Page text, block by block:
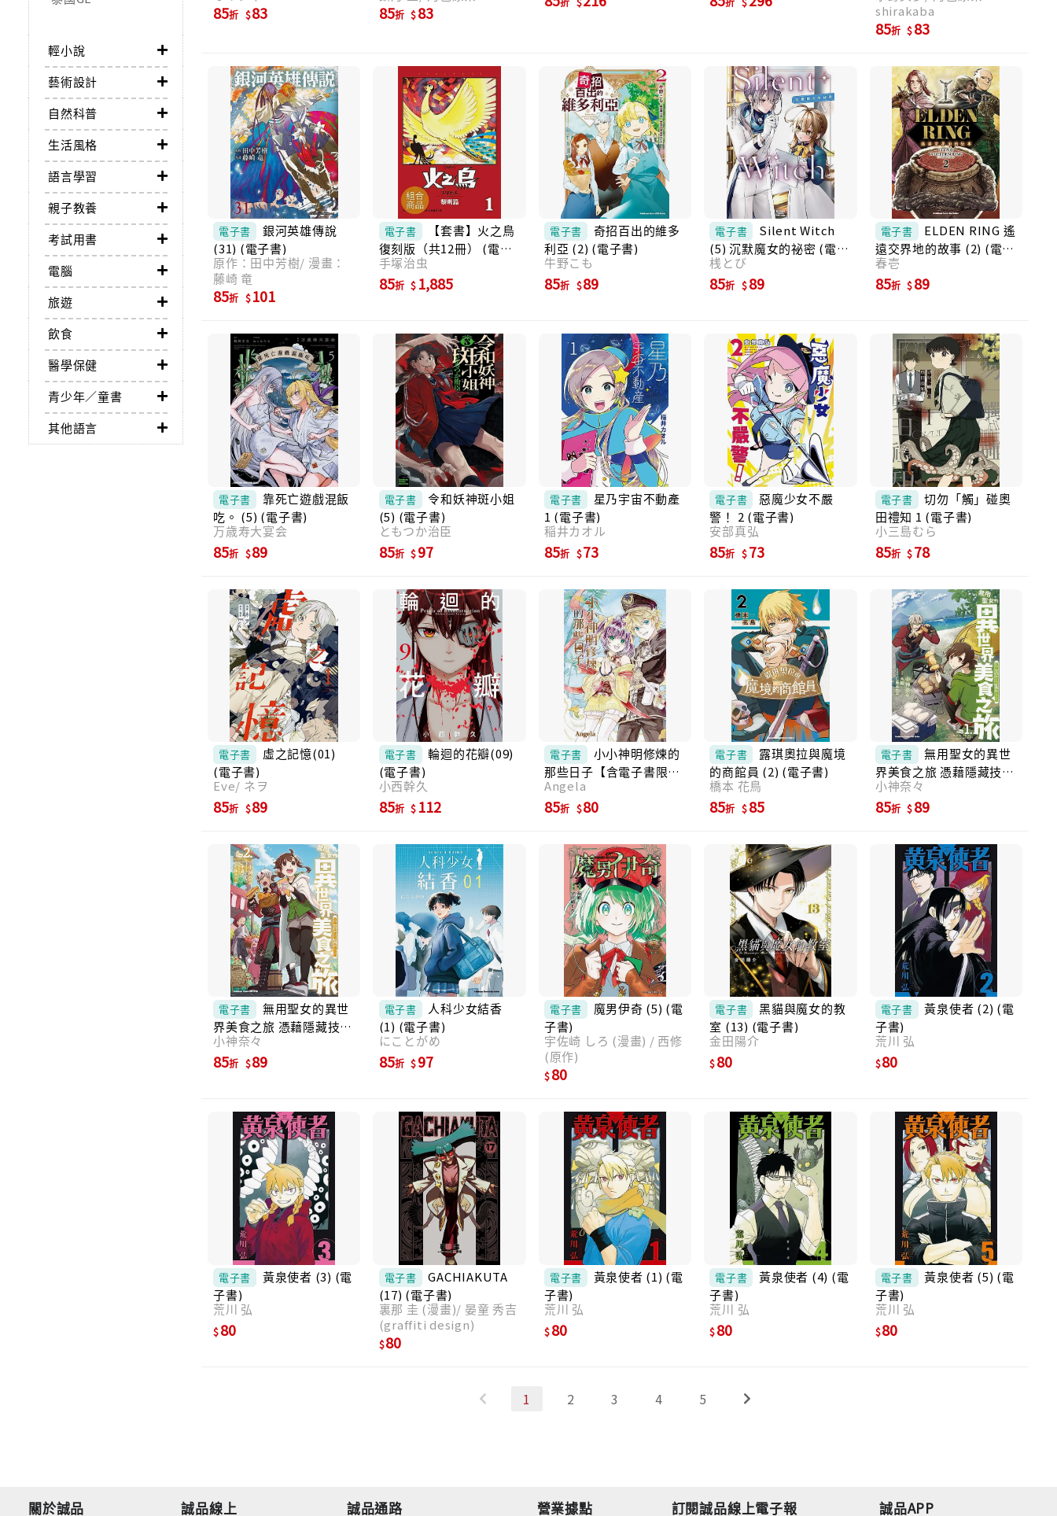
輕小說
藝術設計
自然科普
生活風格
語言學習
親子教養
考試用書
電腦
旅遊
飲食
醫學保健
青少年／童書
其他語言
書)
85折 83 85折 83
shirakaba
85折 83
電子書
銀河英雄傳說
(31) (電子書)
原作：田中芳樹/ 漫畫：
藤崎 竜
85折 101
電子書
【套書】火之鳥
復刻版（共12冊） (電子
書)
手塚治虫
85折 1,885
電子書
奇招百出的維多
利亞 (2) (電子書)
牛野こも
85折 89
電子書
Silent Witch
(5) 沉默魔女的祕密 (電子
書)
桟とび
85折 89
電子書
ELDEN RING 遙
遠交界地的故事 (2) (電子
書)
春壱
85折 89
電子書
靠死亡遊戲混飯
吃。 (5) (電子書)
万歳寿大宴会
85折 89
電子書
令和妖神斑小姐
(5) (電子書)
ともつか治臣
85折 97
電子書
星乃宇宙不動產
1 (電子書)
稲井カオル
85折 73
電子書
惡魔少女不嚴
警！ 2 (電子書)
安部真弘
85折 73
電子書
切勿「觸」碰奧
田禮知 1 (電子書)
小三島むら
85折 78
電子書
虛之記憶(01)
(電子書)
Eve/ ネヲ
85折 89
電子書
輪迴的花瓣(09)
(電子書)
小西幹久
85折 112
電子書
小小神明修煉的
那些日子【含電子書限定
特典】 (電子書)
Angela
85折 80
電子書
露琪奧拉與魔境
的商館員 (2) (電子書)
橋本 花鳥
85折 85
電子書
無用聖女的異世
界美食之旅 憑藉隱藏技能
召喚露營車 (1) (電子書)
小神奈々
85折 89
電子書
無用聖女的異世
界美食之旅 憑藉隱藏技能
召喚露營車 (2) (電子書)
小神奈々
85折 89
電子書
人科少女結香
(1) (電子書)
にことがめ
85折 97
電子書
魔男伊奇 (5) (電
子書)
宇佐崎 しろ (漫畫) / 西修
(原作)
80
電子書
黑貓與魔女的教
室 (13) (電子書)
金田陽介
80
電子書
黃泉使者 (2) (電
子書)
荒川 弘
80
電子書
黃泉使者 (3) (電
子書)
荒川 弘
80
電子書
GACHIAKUTA
(17) (電子書)
裏那 圭 (漫畫)/ 晏童 秀吉
(graffiti design)
80
電子書
黃泉使者 (1) (電
子書)
荒川 弘
80
電子書
黃泉使者 (4) (電
子書)
荒川 弘
80
電子書
黃泉使者 (5) (電
子書)
荒川 弘
80
1 2 3 4 5
關於誠品 誠品線上 誠品通路 營業據點 訂閱誠品線上電子報 誠品APP